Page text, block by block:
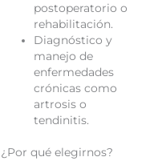
postoperatorio o
rehabilitación.
Diagnóstico y
manejo de
enfermedades
crónicas como
artrosis o
tendinitis.
¿Por qué elegirnos?